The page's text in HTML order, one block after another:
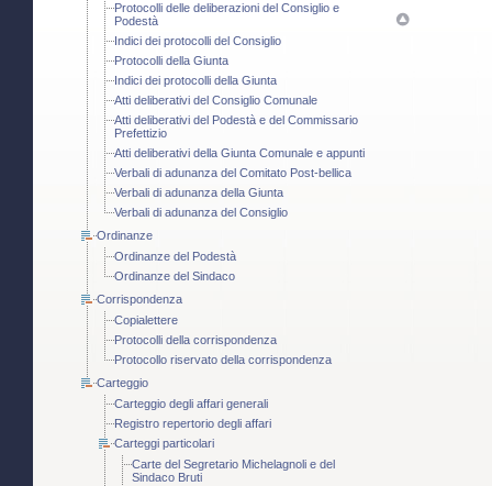
Protocolli delle deliberazioni del Consiglio e
Podestà
Indici dei protocolli del Consiglio
Protocolli della Giunta
Indici dei protocolli della Giunta
Atti deliberativi del Consiglio Comunale
Atti deliberativi del Podestà e del Commissario
Prefettizio
Atti deliberativi della Giunta Comunale e appunti
Verbali di adunanza del Comitato Post-bellica
Verbali di adunanza della Giunta
Verbali di adunanza del Consiglio
Ordinanze
Ordinanze del Podestà
Ordinanze del Sindaco
Corrispondenza
Copialettere
Protocolli della corrispondenza
Protocollo riservato della corrispondenza
Carteggio
Carteggio degli affari generali
Registro repertorio degli affari
Carteggi particolari
Carte del Segretario Michelagnoli e del
Sindaco Bruti